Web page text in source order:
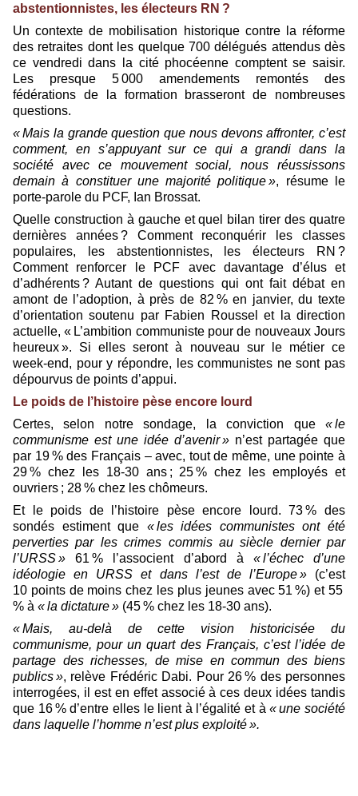
abstentionnistes, les électeurs RN ?
Un contexte de mobilisation historique contre la réforme
des retraites dont les quelque 700 délégués attendus dès
ce vendredi dans la cité phocéenne comptent se saisir.
Les presque 5 000 amendements remontés des
fédérations de la formation brasseront de nombreuses
questions.
« Mais la grande question que nous devons affronter, c’est
comment, en s’appuyant sur ce qui a grandi dans la
société avec ce mouvement social, nous réussissons
demain à constituer une majorité politique », résume le
porte-parole du PCF, Ian Brossat.
Quelle construction à gauche et quel bilan tirer des quatre
dernières années ? Comment reconquérir les classes
populaires, les abstentionnistes, les électeurs RN ?
Comment renforcer le PCF avec davantage d’élus et
d’adhérents ? Autant de questions qui ont fait débat en
amont de l’adoption, à près de 82 % en janvier, du texte
d’orientation soutenu par Fabien Roussel et la direction
actuelle, « L’ambition communiste pour de nouveaux Jours
heureux ». Si elles seront à nouveau sur le métier ce
week-end, pour y répondre, les communistes ne sont pas
dépourvus de points d’appui.
Le poids de l’histoire pèse encore lourd
Certes, selon notre sondage, la conviction que « le
communisme est une idée d’avenir » n’est partagée que
par 19 % des Français – avec, tout de même, une pointe à
29 % chez les 18-30 ans ; 25 % chez les employés et
ouvriers ; 28 % chez les chômeurs.
Et le poids de l’histoire pèse encore lourd. 73 % des
sondés estiment que « les idées communistes ont été
perverties par les crimes commis au siècle dernier par
l’URSS » 61 % l’associent d’abord à « l’échec d’une
idéologie en URSS et dans l’est de l’Europe » (c’est
10 points de moins chez les plus jeunes avec 51 %) et 55
% à « la dictature » (45 % chez les 18-30 ans).
« Mais, au-­delà de cette vision historicisée du
communisme, pour un quart des Français, c’est l’idée de
partage des richesses, de mise en commun des biens
publics », relève Frédéric Dabi. Pour 26 % des personnes
interrogées, il est en effet associé à ces deux idées tandis
que 16 % d’entre elles le lient à l’égalité et à« une société
dans laquelle l’homme n’est plus exploité ».